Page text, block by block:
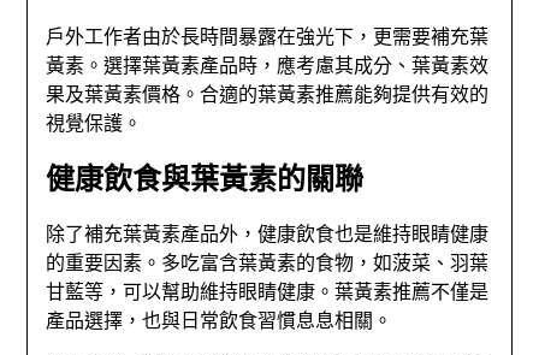
戶外工作者由於長時間暴露在強光下，更需要補充葉
黃素。選擇葉黃素產品時，應考慮其成分、葉黃素效
果及葉黃素價格。合適的葉黃素推薦能夠提供有效的
視覺保護。
健康飲食與葉黃素的關聯
除了補充葉黃素產品外，健康飲食也是維持眼睛健康
的重要因素。多吃富含葉黃素的食物，如菠菜、羽葉
甘藍等，可以幫助維持眼睛健康。葉黃素推薦不僅是
產品選擇，也與日常飲食習慣息息相關。